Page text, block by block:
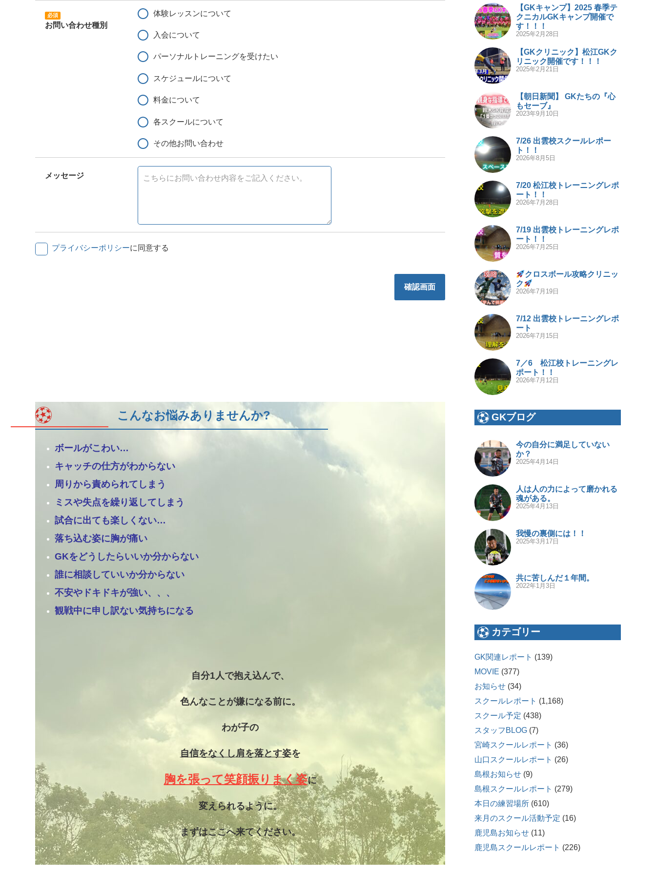
お問い合わせ種別
体験レッスンについて
入会について
パーソナルトレーニングを受けたい
スケジュールについて
料金について
各スクールについて
その他お問い合わせ
メッセージ
プライバシーポリシーに同意する
確認画面
こんなお悩みありませんか?
ボールがこわい…
キャッチの仕方がわからない
周りから責められてしまう
ミスや失点を繰り返してしまう
試合に出ても楽しくない…
落ち込む姿に胸が痛い
GKをどうしたらいいか分からない
誰に相談していいか分からない
不安やドキドキが強い、、、
観戦中に申し訳ない気持ちになる
自分1人で抱え込んで、
色んなことが嫌になる前に。
わが子の
自信をなくし肩を落とす姿を
胸を張って笑顔振りまく姿に
変えられるように。
まずはここへ来てください。
【GKキャンプ】2025 春季テ
クニカルGKキャンプ開催で
す！！！
2025年2月28日
【GKクリニック】松江GKク
リニック開催です！！！
2025年2月21日
【朝日新聞】 GKたちの『心
もセーブ』
2023年9月10日
7/26 出雲校スクールレポー
ト！！
2026年8月5日
7/20 松江校トレーニングレポ
ート！！
2026年7月28日
7/19 出雲校トレーニングレポ
ート！！
2026年7月25日
クロスボール攻略クリニッ
ク
2026年7月19日
7/12 出雲校トレーニングレポ
ート
2026年7月15日
7／6 松江校トレーニングレ
ポート！！
2026年7月12日
GKブログ
今の自分に満足していない
か？
2025年4月14日
人は人の力によって磨かれる
魂がある。
2025年4月13日
我慢の裏側には！！
2025年3月17日
共に苦しんだ１年間。
2022年1月3日
カテゴリー
GK関連レポート (139)
MOVIE (377)
お知らせ (34)
スクールレポート (1,168)
スクール予定 (438)
スタッフBLOG (7)
宮崎スクールレポート (36)
山口スクールレポート (26)
島根お知らせ (9)
島根スクールレポート (279)
本日の練習場所 (610)
来月のスクール活動予定 (16)
鹿児島お知らせ (11)
鹿児島スクールレポート (226)